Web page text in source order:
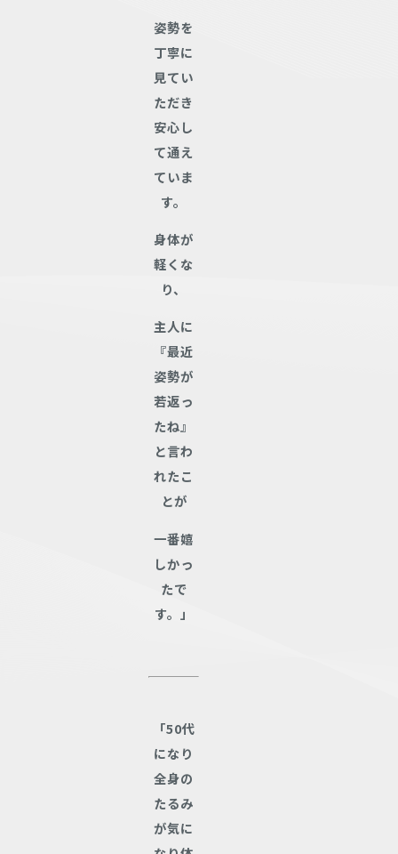
姿勢を
丁寧に
見てい
ただき
安心し
て通え
ていま
す。
身体が
軽くな
り、
主人に
『最近
姿勢が
若返っ
たね』
と言わ
れたこ
とが
一番嬉
しかっ
たで
す。」
「50代
になり
全身の
たるみ
が気に